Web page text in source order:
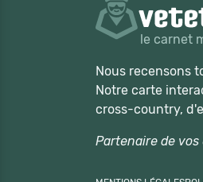
le carnet
Nous recensons
Notre carte
cross-country,
Partenaire de